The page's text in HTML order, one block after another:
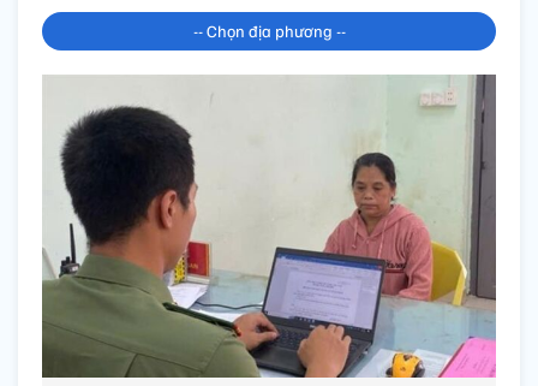
-- Chọn địa phương --